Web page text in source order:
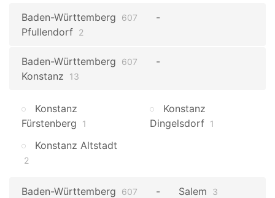
Baden-Württemberg 607
Pfullendorf 2
Baden-Württemberg 607
Konstanz 13
Konstanz
Fürstenberg
1
Konstanz
Dingelsdorf 1
Konstanz Altstadt
2
Baden-Württemberg 607 Salem 3